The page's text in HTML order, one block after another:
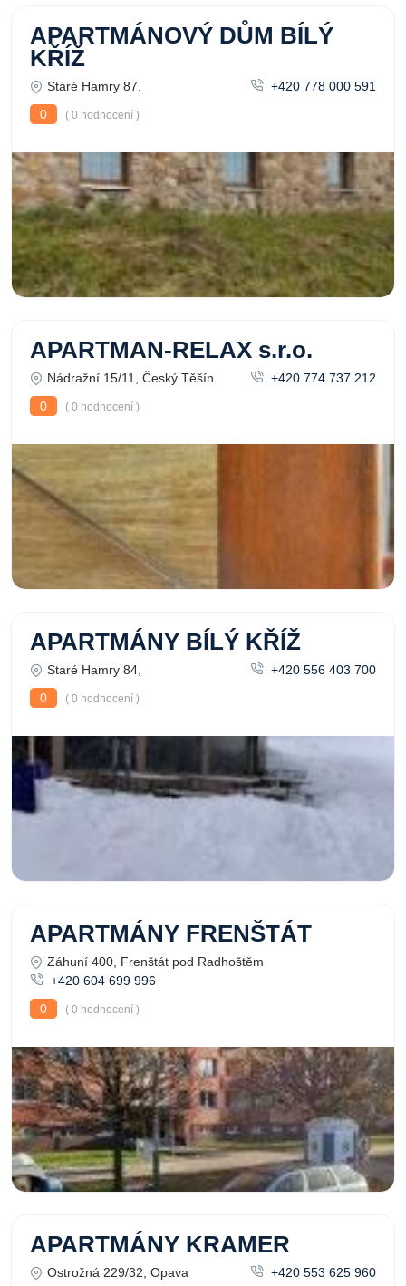
APARTMÁNOVÝ DŮM BÍLÝ
KŘÍŽ
Staré Hamry 87,
+420 778 000 591
0
( 0 hodnocení )
APARTMAN-RELAX s.r.o.
Nádražní 15/11, Český Těšín
+420 774 737 212
0
( 0 hodnocení )
APARTMÁNY BÍLÝ KŘÍŽ
Staré Hamry 84,
+420 556 403 700
0
( 0 hodnocení )
APARTMÁNY FRENŠTÁT
Záhuní 400, Frenštát pod Radhoštěm
+420 604 699 996
0
( 0 hodnocení )
APARTMÁNY KRAMER
Ostrožná 229/32, Opava +420 553 625 960